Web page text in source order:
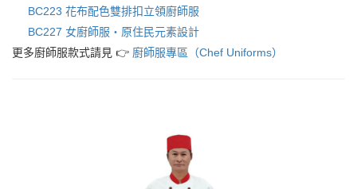
BC223 花布配色雙排扣立領廚師服
BC227 女廚師服・原住民元素設計
更多廚師服款式請見 👉 廚師服專區（Chef Uniforms）